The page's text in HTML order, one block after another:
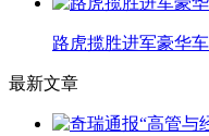
路虎揽胜进军豪华
最新文章